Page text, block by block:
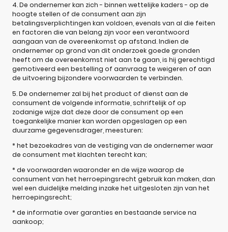
4. De ondernemer kan zich - binnen wettelijke kaders - op de
hoogte stellen of de consument aan zijn
betalingsverplichtingen kan voldoen, evenals van al die feiten
en factoren die van belang zijn voor een verantwoord
aangaan van de overeenkomst op afstand. Indien de
ondernemer op grond van dit onderzoek goede gronden
heeft om de overeenkomst niet aan te gaan, is hij gerechtigd
gemotiveerd een bestelling of aanvraag te weigeren of aan
de uitvoering bijzondere voorwaarden te verbinden.
5. De ondernemer zal bij het product of dienst aan de
consument de volgende informatie, schriftelijk of op
zodanige wijze dat deze door de consument op een
toegankelijke manier kan worden opgeslagen op een
duurzame gegevensdrager, meesturen:
* het bezoekadres van de vestiging van de ondernemer waar
de consument met klachten terecht kan;
* de voorwaarden waaronder en de wijze waarop de
consument van het herroepingsrecht gebruik kan maken, dan
wel een duidelijke melding inzake het uitgesloten zijn van het
herroepingsrecht;
* de informatie over garanties en bestaande service na
aankoop;